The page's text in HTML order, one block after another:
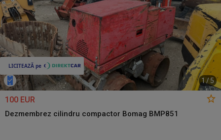
1 / 5
100 EUR
Dezmembrez cilindru compactor Bomag BMP851